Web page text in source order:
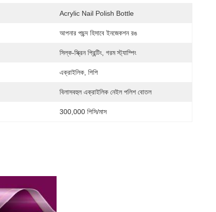
Acrylic Nail Polish Bottle
আপনার পছন্দ হিসাবে ইনজেকশন রঙ
সিল্ক-স্ক্রিন প্রিন্টিং, গরম স্ট্যাম্পিং
এক্রাইলিক, পিপি
বিলাসবহুল এক্রাইলিক নেইল পলিশ বোতল
300,000 পিসি/মাস